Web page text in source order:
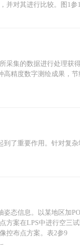
并对其进行比较。图1参1
集的数据进行处理获
精度数字测绘成果，
了重要作用。针对复杂
态信息。以某地区加
方案在LPS中进行空三
控布点方案。表2参9